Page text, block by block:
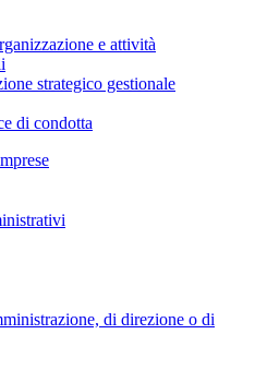
e attività
strategico gestionale
di condotta
di direzione o di